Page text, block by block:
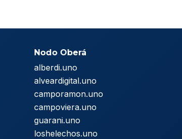
Nodo Oberá
alberdi.uno
alveardigital.uno
camporamon.uno
campoviera.uno
guarani.uno
loshelechos.uno